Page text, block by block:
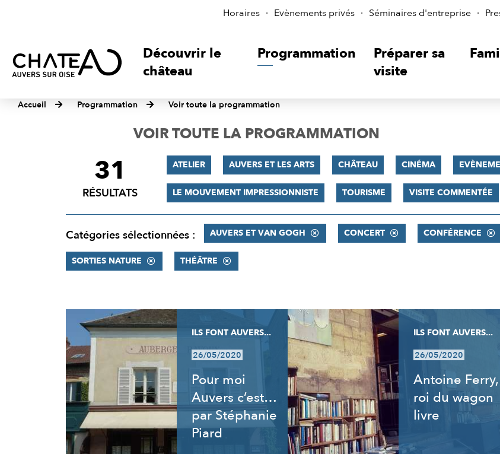
Horaires Evènements privés Séminaires d'entreprise
Découvrir le
château
Programmation
Préparer sa
visite
Accueil Programmation Voir toute la programmation
VOIR TOUTE LA PROGRAMMATION
FILTRER
RÉSULTATS
31
RÉSULTATS
ATELIER AUVERS ET LES ARTS CHÂTEAU CINÉMA
LE MOUVEMENT IMPRESSIONNISTE TOURISME VISITE COMMENTÉE
Catégories sélectionnées : AUVERS ET VAN GOGH CONCERT CONFÉRENCE
SORTIES NATURE THÉÂTRE
RÉSULTATS
ILS FONT AUVERS...
26/05/2020
Pour moi
Auvers c’est…
par Stéphanie
Piard
ILS FONT AUVERS...
26/05/2020
Antoine Ferry,
roi du wagon
livre